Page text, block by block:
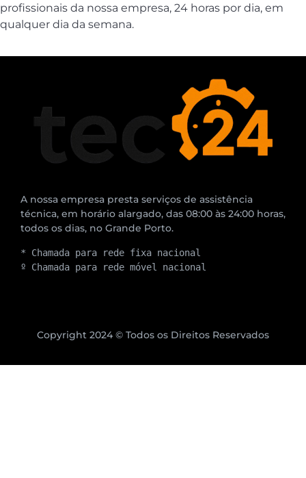
profissionais da nossa empresa, 24 horas por dia, em
qualquer dia da semana.
A nossa empresa presta serviços de assistência
técnica, em horário alargado, das 08:00 às 24:00 horas,
todos os dias, no Grande Porto.
* Chamada para rede fixa nacional
º Chamada para rede móvel nacional
Copyright 2024 © Todos os Direitos Reservados